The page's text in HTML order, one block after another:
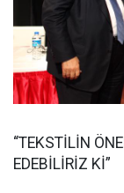
“TEKSTİLİN
EDEBİLİRİZ Kİ”